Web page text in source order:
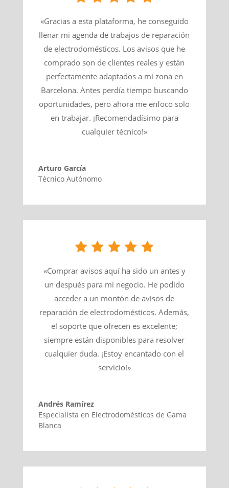
«Gracias a esta plataforma, he conseguido
llenar mi agenda de trabajos de reparación
de electrodomésticos. Los avisos que he
comprado son de clientes reales y están
perfectamente adaptados a mi zona en
Barcelona. Antes perdía tiempo buscando
oportunidades, pero ahora me enfoco solo
en trabajar. ¡Recomendadísimo para
cualquier técnico!»
Arturo García
Técnico Autónomo
«Comprar avisos aquí ha sido un antes y
un después para mi negocio. He podido
acceder a un montón de avisos de
reparación de electrodomésticos. Además,
el soporte que ofrecen es excelente;
siempre están disponibles para resolver
cualquier duda. ¡Estoy encantado con el
servicio!»
Andrés Ramírez
Especialista en Electrodomésticos de Gama
Blanca